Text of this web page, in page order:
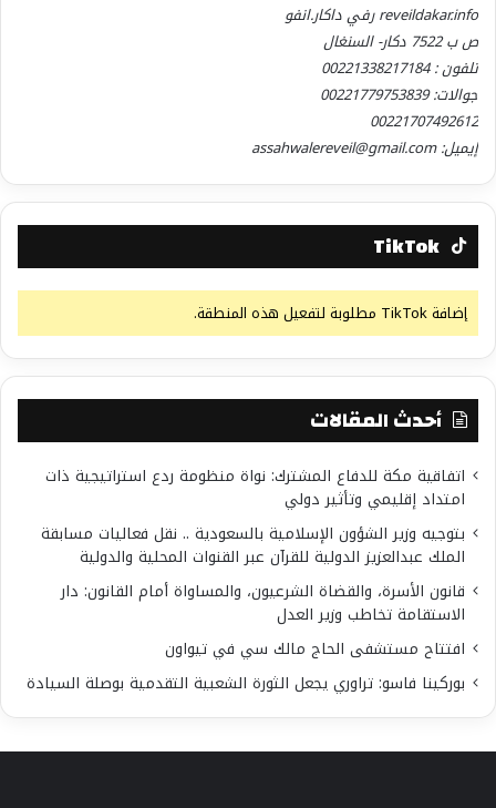
reveildakar.info رفي داكار.انفو
ص ب 7522 دكار- السنغال
تلفون : 00221338217184
جوالات: 00221779753839
00221707492612
إيميل: assahwalereveil@gmail.com
TikTok
إضافة TikTok مطلوبة لتفعيل هذه المنطقة.
أحدث المقالات
اتفاقية مكة للدفاع المشترك: نواة منظومة ردع استراتيجية ذات
امتداد إقليمي وتأثير دولي
بتوجيه وزير الشؤون الإسلامية بالسعودية .. نقل فعاليات مسابقة
الملك عبدالعزيز الدولية للقرآن عبر القنوات المحلية والدولية
قانون الأسرة، والقضاة الشرعيون، والمساواة أمام القانون: دار
الاستقامة تخاطب وزير العدل
افتتاح مستشفى الحاج مالك سي في تيواون
بوركينا فاسو: تراوري يجعل الثورة الشعبية التقدمية بوصلة السيادة